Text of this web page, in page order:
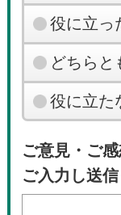
役に立っ
どちらと
役に立た
ご意見・ご
ご入力し送信